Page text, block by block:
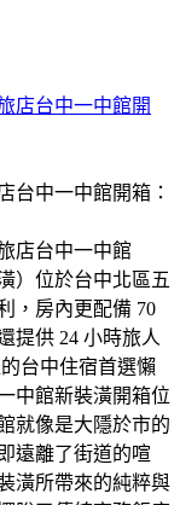
店台中一中館開
店台中一中館
）位於台中北區五
，房內更配備 70
提供 24 小時旅人
台中住宿首選懶
中館新裝潢開箱​位
就像是大隱於市的
遠離了街道的喧
潢所帶來的純粹與